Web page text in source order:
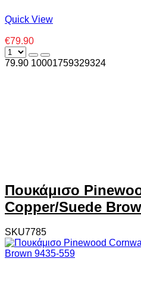
Quick View
€79.90
79.90 10001759329324
Πουκάμισο
Copper/Suede
SKU7785